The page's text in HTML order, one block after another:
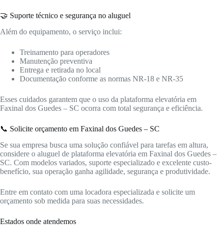
🤝 Suporte técnico e segurança no aluguel
Além do equipamento, o serviço inclui:
Treinamento para operadores
Manutenção preventiva
Entrega e retirada no local
Documentação conforme as normas NR-18 e NR-35
Esses cuidados garantem que o uso da plataforma elevatória em
Faxinal dos Guedes – SC ocorra com total segurança e eficiência.
📞 Solicite orçamento em Faxinal dos Guedes – SC
Se sua empresa busca uma solução confiável para tarefas em altura,
considere o aluguel de plataforma elevatória em Faxinal dos Guedes –
SC. Com modelos variados, suporte especializado e excelente custo-
benefício, sua operação ganha agilidade, segurança e produtividade.
Entre em contato com uma locadora especializada e solicite um
orçamento sob medida para suas necessidades.
Estados onde atendemos